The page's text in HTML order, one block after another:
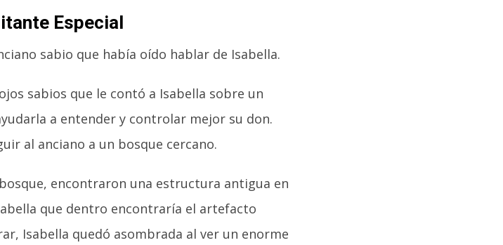
Especial
sabio que había oído hablar de Isabella.
sabios que le contó a Isabella sobre un
a entender y controlar mejor su don.
al anciano a un bosque cercano.
encontraron una estructura antigua en
que dentro encontraría el artefacto
Isabella quedó asombrada al ver un enorme